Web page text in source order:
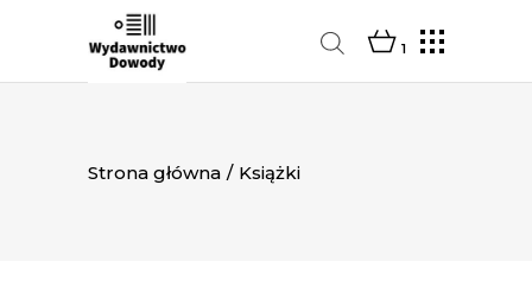
1
Strona główna / Książki